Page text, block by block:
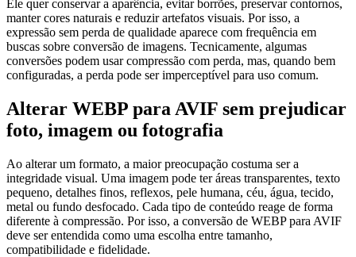
Ele quer conservar a aparência, evitar borrões, preservar contornos,
manter cores naturais e reduzir artefatos visuais. Por isso, a
expressão sem perda de qualidade aparece com frequência em
buscas sobre conversão de imagens. Tecnicamente, algumas
conversões podem usar compressão com perda, mas, quando bem
configuradas, a perda pode ser imperceptível para uso comum.
Alterar WEBP para AVIF sem prejudicar
foto, imagem ou fotografia
Ao alterar um formato, a maior preocupação costuma ser a
integridade visual. Uma imagem pode ter áreas transparentes, texto
pequeno, detalhes finos, reflexos, pele humana, céu, água, tecido,
metal ou fundo desfocado. Cada tipo de conteúdo reage de forma
diferente à compressão. Por isso, a conversão de WEBP para AVIF
deve ser entendida como uma escolha entre tamanho,
compatibilidade e fidelidade.